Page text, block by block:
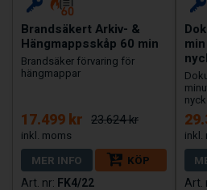
Brandsäkert Arkiv- &
Hängmappsskåp 60 min
Brandsäker förvaring för
hängmappar
17.499 kr 23.624 kr
MER INFO
KÖP
FK4/22